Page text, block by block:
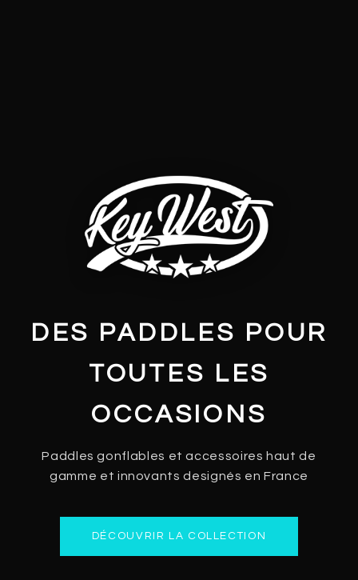
DES PADDLES POUR
TOUTES LES
OCCASIONS
Paddles gonflables et accessoires haut de
gamme et innovants designés en France
DÉCOUVRIR LA COLLECTION